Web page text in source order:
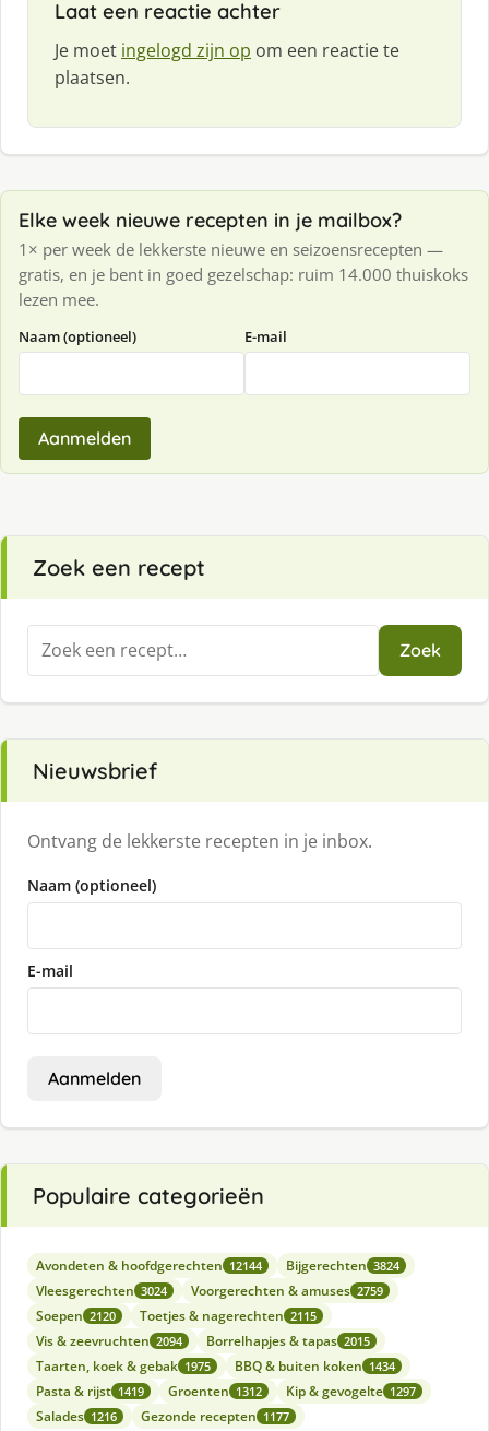
Laat een reactie achter
Je moet ingelogd zijn op om een reactie te
plaatsen.
Elke week nieuwe recepten in je mailbox?
1× per week de lekkerste nieuwe en seizoensrecepten —
gratis, en je bent in goed gezelschap: ruim 14.000 thuiskoks
lezen mee.
Naam (optioneel) E-mail
Aanmelden
Zoek een recept
Zoeken
naar:
Zoek
Nieuwsbrief
Ontvang de lekkerste recepten in je inbox.
Naam (optioneel)
E-mail
Aanmelden
Populaire categorieën
Avondeten & hoofdgerechten 12144 Bijgerechten 3824
Vleesgerechten 3024 Voorgerechten & amuses 2759
Soepen 2120 Toetjes & nagerechten 2115
Vis & zeevruchten 2094 Borrelhapjes & tapas 2015
Taarten, koek & gebak 1975 BBQ & buiten koken 1434
Pasta & rijst 1419 Groenten 1312 Kip & gevogelte 1297
Salades 1216 Gezonde recepten 1177